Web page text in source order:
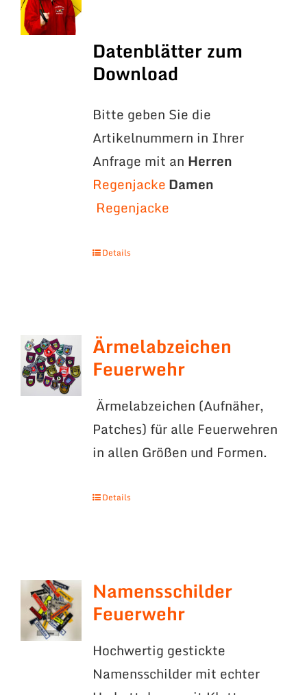
Datenblätter zum
Download
Bitte geben Sie die
Artikelnummern in Ihrer
Anfrage mit an Herren
RegenjackeDamen
Regenjacke
Details
Ärmelabzeichen
Feuerwehr
Ärmelabzeichen (Aufnäher,
Patches) für alle Feuerwehren
in allen Größen und Formen.
Details
Namensschilder
Feuerwehr
Hochwertig gestickte
Namensschilder mit echter